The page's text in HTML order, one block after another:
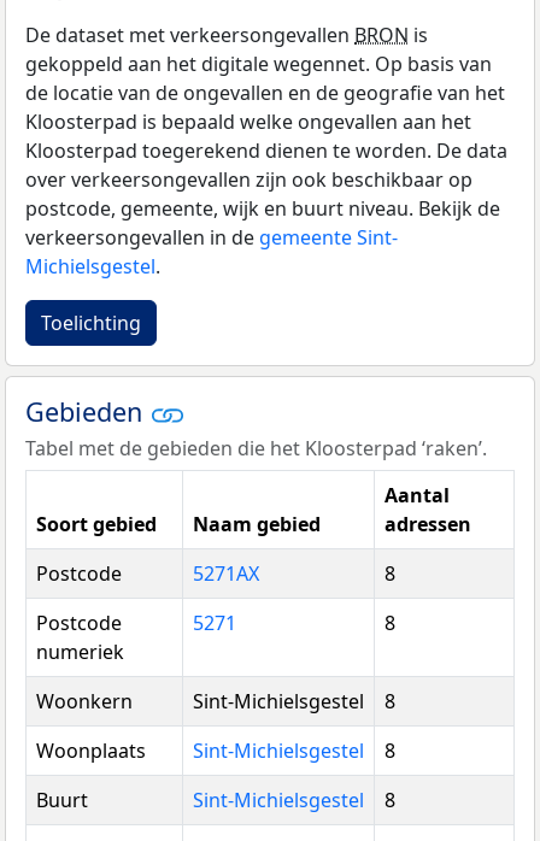
De dataset met verkeersongevallen BRON is
gekoppeld aan het digitale wegennet. Op basis van
de locatie van de ongevallen en de geografie van het
Kloosterpad is bepaald welke ongevallen aan het
Kloosterpad toegerekend dienen te worden. De data
over verkeersongevallen zijn ook beschikbaar op
postcode, gemeente, wijk en buurt niveau. Bekijk de
verkeersongevallen in de gemeente Sint-
Michielsgestel.
Toelichting
Gebieden
Tabel met de gebieden die het Kloosterpad ‘raken’.
Soort gebied Naam gebied
Aantal
adressen
Postcode
5271AX
8
Postcode
numeriek
5271 8
Woonkern Sint-Michielsgestel
8
Woonplaats
Sint-Michielsgestel
8
Buurt
Sint-Michielsgestel
8